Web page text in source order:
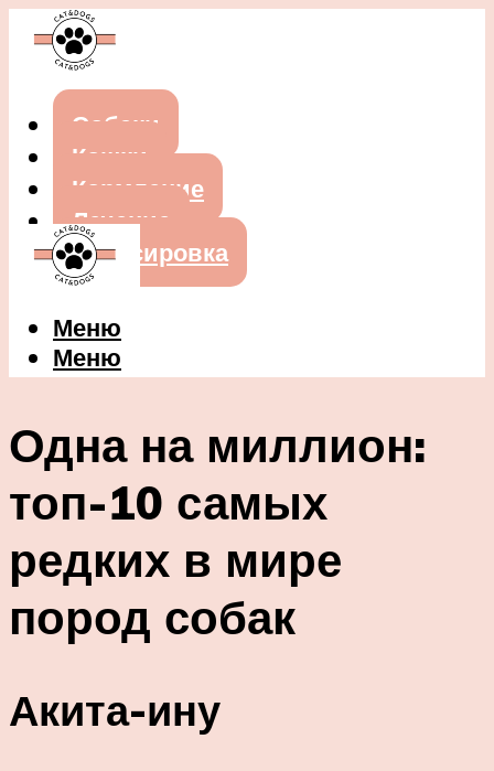
Собаки
Кошки
Кормление
Лечение
Дрессировка
Меню
Меню
Одна на миллион:
топ-10 самых
редких в мире
пород собак
Акита-ину